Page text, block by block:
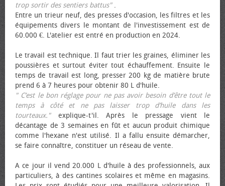
trop sortir des sentiers battus".
Entre un trieur neuf, des presses d'occasion, les filtres et les
équipements divers le montant de l'investissement est de
60.000 €. L'atelier est entré en production en 2024.
Le travail est technique. Il faut trier les graines, éliminer les
poussières et surtout éviter tout échauffement. Ensuite le
temps de travail est long, presser 200 kg de matière brute
prend 6 à 7 heures pour obtenir 80 L d'huile.
" C’est le bon réglage pour ne pas avoir besoin d’être tout le
temps à côté et ne pas laisser trop d’huile dans les
tourteaux."explique-t'il. Après le pressage vient le
décantage de 3 semaines en fût et aucun produit chimique
comme l'hexane n'est utilisé. Il a fallu ensuite démarcher,
se faire connaître, constituer un réseau de vente.
A ce jour il vend 20.000 L d'huile à des professionnels, aux
particuliers, à des cantines scolaires et même en magasins.